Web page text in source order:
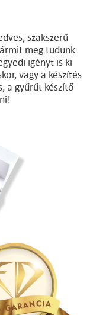
szakszerű
meg tudunk
igényt is ki
vagy a készítés
a gyűrűt készítő